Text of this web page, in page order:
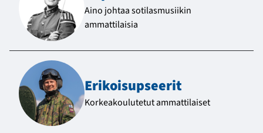
Aino johtaa sotilasmusiikin
ammattilaisia
Erikoisupseerit
Korkeakoulutetut ammattilaiset